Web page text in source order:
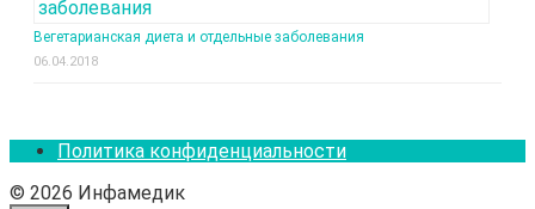
Вегетарианская диета и отдельные заболевания
06.04.2018
Политика конфиденциальности
© 2026 Инфамедик